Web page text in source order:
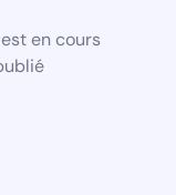
en cours